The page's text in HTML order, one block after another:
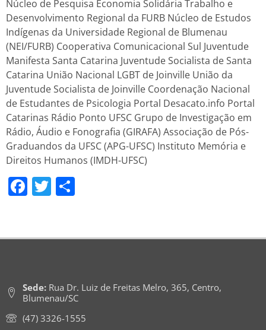
Núcleo de Pesquisa Economia Solidária Trabalho e
Desenvolvimento Regional da FURB Núcleo de Estudos
Indígenas da Universidade Regional de Blumenau
(NEI/FURB) Cooperativa Comunicacional Sul Juventude
Manifesta Santa Catarina Juventude Socialista de Santa
Catarina União Nacional LGBT de Joinville União da
Juventude Socialista de Joinville Coordenação Nacional
de Estudantes de Psicologia Portal Desacato.info Portal
Catarinas Rádio Ponto UFSC Grupo de Investigação em
Rádio, Áudio e Fonografia (GIRAFA) Associação de Pós-
Graduandos da UFSC (APG-UFSC) Instituto Memória e
Direitos Humanos (IMDH-UFSC)
Facebook
Twitter
Sede:Rua Dr. Luiz de Freitas Melro, 365, Centro,
Blumenau/SC
(47) 3326-1555